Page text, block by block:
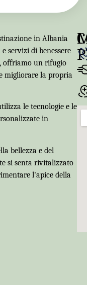
in Albania
servizi di benessere
offriamo un rifugio
migliorare la propria
le tecnologie e le
in
bellezza e del
si senta rivitalizzato
l'apice della